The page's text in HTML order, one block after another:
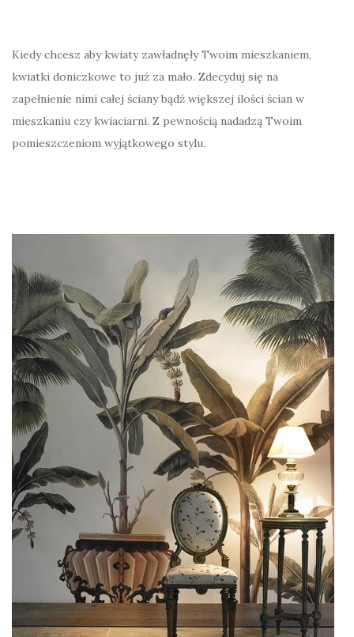
Kiedy chcesz aby kwiaty zawładnęły Twoim mieszkaniem,
kwiatki doniczkowe to już za mało. Zdecyduj się na
zapełnienie nimi całej ściany bądź większej ilości ścian w
mieszkaniu czy kwiaciarni. Z pewnością nadadzą Twoim
pomieszczeniom wyjątkowego stylu.